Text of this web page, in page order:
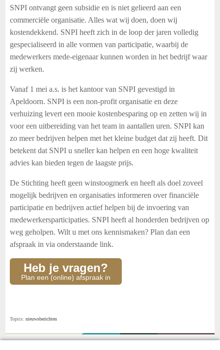
SNPI ontvangt geen subsidie en is niet gelieerd aan een
commerciële organisatie. Alles wat wij doen, doen wij
kostendekkend. SNPI heeft zich in de loop der jaren volledig
gespecialiseerd in alle vormen van participatie, waarbij de
medewerkers mede-eigenaar kunnen worden in het bedrijf waar
zij werken.
Vanaf 1 mei a.s. is het kantoor van SNPI gevestigd in
Apeldoorn. SNPI is een non-profit organisatie en deze
verhuizing levert een mooie kostenbesparing op en zetten wij in
voor een uitbereiding van het team in aantallen uren. SNPI kan
zo meer bedrijven helpen met het kleine budget dat zij heeft.Dit
betekent dat SNPI u sneller kan helpen en een hoge kwaliteit
advies kan bieden tegen de laagste prijs.
De Stichting heeft geen winstoogmerk en heeft als doel zoveel
mogelijk bedrijven en organisaties informeren over financiële
participatie en bedrijven actief helpen bij de invoering van
medewerkersparticipaties. SNPI heeft al honderden bedrijven op
weg geholpen. Wilt u met ons kennismaken? Plan dan een
afspraak in via onderstaande link.
Heb je vragen?
Plan een (online) afspraak in
Topics:nieuwsberichten